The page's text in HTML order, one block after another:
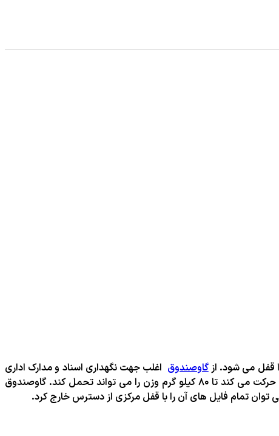
قفل می شود. ازگاوصندوق اغلب جهت نگهداری اسناد و مدارک اداری
قابل استفاده است. این گاوصندوق ها امکان نگهداری فایل های پوشه ای در خود را نیز دارد و کشوهای آن ها که بر روی ریل مخصوص حرکت می کند تا ۸۰ کیلو گرم وزن را می تواند تحمل کند. گاوصندوق
تمام فایل های آن را با قفل مرکزی از دسترس خارج کرد.